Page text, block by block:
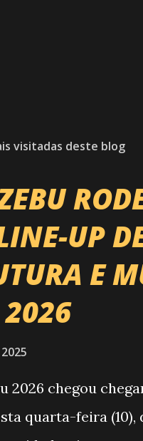
visitadas deste blog
UP
E
2026 chegou
quarta-feira